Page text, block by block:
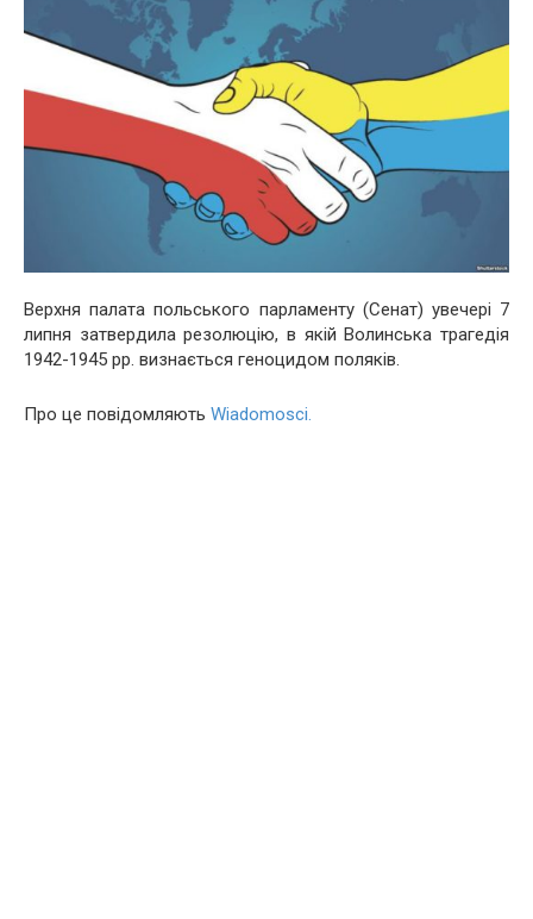
Верхня палата польського парламенту (Сенат) увечері 7
липня затвердила резолюцію, в якій Волинська трагедія
1942-1945 рр. визнається геноцидом поляків.
Про це повідомляють Wiadomosci.